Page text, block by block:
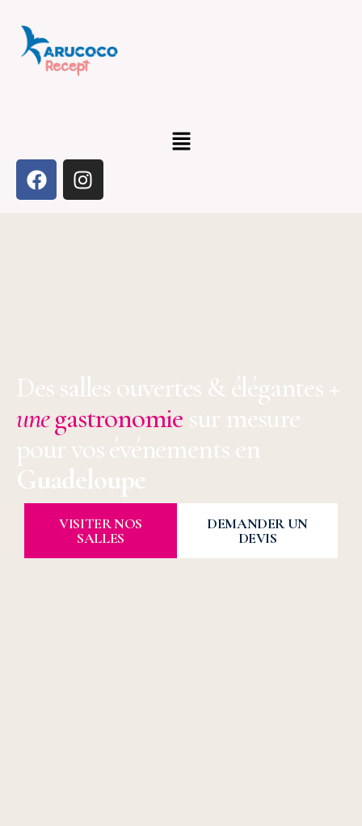
Des salles ouvertes & élégantes+
unegastronomie sur mesure
pour vos événements en
Guadeloupe
VISITER NOS
SALLES
DEMANDER UN
DEVIS